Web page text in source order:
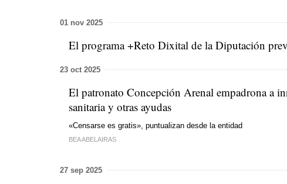
01 nov 2025
El programa +Reto Dixital de la Diputación
23 oct 2025
El patronato Concepción Arenal empadrona a
sanitaria y otras ayudas
«Censarse es gratis», puntualizan desde la entidad
BEA ABELAIRAS
27 sep 2025